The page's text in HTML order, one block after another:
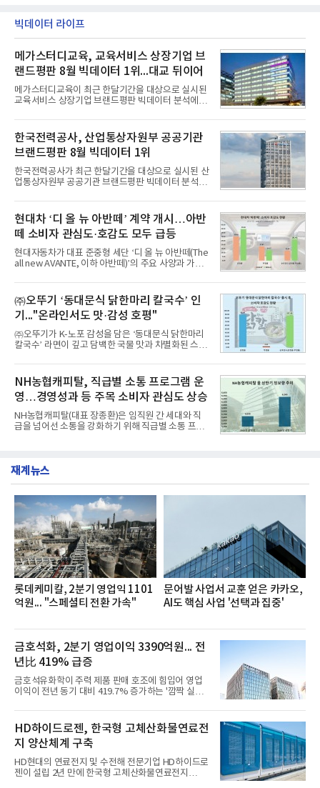
빅데이터 라이프
메가스터디교육, 교육서비스 상장기업 브
랜드평판 8월 빅데이터 1위...대교 뒤이어
메가스터디교육이 최근 한달기간을 대상으로 실시된
교육서비스 상장기업 브랜드평판 빅데이터 분석에서
일 한국기업평판연구소(소장 구창환)는 국내 교육서
비스 상장기업 브랜드를 대상으로 지난 7월 7일부터
8월 7일까지 수집된 소비자 빅데이터 10,074,233건
을 분석한 결과, 메가스터디교육이 브랜드평판지수
1,710,926을 기록하며 8월 1위에 올랐다고 밝혔다.
분석에 활용된 빅데이터는 지난 7월(9,491,206건) 대
비 6.14% 증가한 수치로, 교육서비스 상장기업 브랜
디교육, 대교, 디지
한국전력공사, 산업통상자원부 공공기관
브랜드평판 8월 빅데이터 1위
한국전력공사가 최근 한달기간을 대상으로 실시된 산
업통상자원부 공공기관 브랜드평판 빅데이터 분석에
이 순으로 뒤를 이었다.7일 한국기업평판연구소(소장
구창환)는 산업통상자원부 공공기관 41개 브랜드를
대상으로 지난 7월 7일부터 8월 7일까지 수집된 소비
자 빅데이터 91,102,549건을 분석한 결과, 한국전력
공사가 브랜드평판지수 10,670,633을 기록하며 8월
1위에 올랐다고 밝혔다. 분석에 활용된 빅데이터는 지
난 7월(88,893,823건) 대비 2.48% 증가한 수치다.연
수력원자력, 한국석
현대차 ‘디 올 뉴 아반떼’ 계약 개시…아반
떼 소비자 관심도·호감도 모두 급등
현대자동차가 대표 준중형 세단 ‘디 올 뉴 아반떼(The
all new AVANTE, 이하 아반떼)’의 주요 사양과 가격
떼는 6년 만에 선보이는 8세대 완전변경 모델로, ▲정
교한 선과 면을 중심으로 완성한 파격적인 디자인 ▲
과거 중형 세단 수준으로 확대된 차체 제원 ▲글로벌
최고 수준의 안전성 ▲성능과 효율을 동시에 높인 주
행 완성도 ▲첨단 편의 및 디지털 사양 적용 등을 통해
글로벌 준중형 세단의 새로운 기준을 세웠다.아반떼
는 가솔린 2.0과 1.6 하이브리드 두 가지 파워트레인
넘
㈜오뚜기 ‘동대문식 닭한마리 칼국수’ 인
기..."온라인서도 맛·감성 호평"
㈜오뚜기가 K-노포 감성을 담은 ‘동대문식 닭한마리
칼국수’ 라면이 깊고 담백한 국물 맛과 차별화된 스토
혔다.‘동대문식 닭한마리 칼국수’는 예상을 뛰어넘는
소비자 호응에 힘입어 지난 7월 13일 첫 선을 보인 지
단 18일 만에 누적 판매량 50만 개를 돌파하는 성과를
거두었다.이번 신제품은 개발진이 전국의 닭한마리
전문점을 직접 찾아 다니며 최적의 육수 비율을 완성
했다. 자극적이지 않으면서도 깊은 닭육수에 마늘의
개운한 풍미를 더했으며, 국물이 잘 배어들면서도 쫄
서도
NH농협캐피탈, 직급별 소통 프로그램 운
영…경영성과 등 주목 소비자 관심도 상승
NH농협캐피탈(대표 장종환)은 임직원 간 세대와 직
급을 넘어선 소통을 강화하기 위해 직급별 소통 프로
영지원부 홍보팀과 2026년 새로이(e)＊가 공동 주관
쳐 진행됐다.참고로 새로이(e)는 NH농협캐피탈 MZ
세대들로(과장~계장) 구성된 자율 참여조직으로, 조
직문화 혁신과 업무 효율성 향상을 위한 다양한 활동
을 추진하며,새로운 변화와 이로운 영향력을 조직전
반에 전파하는 역할
재계뉴스
롯데케미칼, 2분기 영업익 1101
억원... "스페셜티 전환 가속"
문어발 사업서 교훈 얻은 카카오,
AI도 핵심 사업 '선택과 집중'
금호석화, 2분기 영업이익 3390억원... 전
년比 419% 급증
금호석유화학이 주력 제품 판매 호조에 힘입어 영업
이익이 전년 동기 대비 419.7% 증가하는 '깜짝 실
업이익이 3390억원으로 지난해 동기보다 419.7% 증
가한 것으로 잠정 집계됐다고 7일 공시했다.매출은 2
조2682억원으로 지난해 동기 대비 27.9% 증가했다.
순이익은 3004억원으로 420.4% 늘었다.이번 호실적
은 주력 제품인 NB라텍스와 합성수지 판매 호조가 견
인한 것으로 풀이된다. 미국의 중국산 의료용 고무장
갑 관세 인상 이후 동남아 장갑업체의 가동률이 높아
HD하이드로젠, 한국형 고체산화물연료전
지 양산체계 구축
HD현대의 연료전지 및 수전해 전문기업 HD하이드로
젠이 설립 2년 만에 한국형 고체산화물연료전지